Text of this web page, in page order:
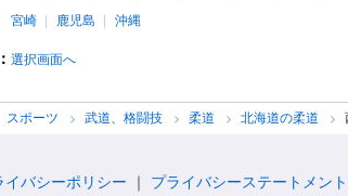
宮崎
鹿児島 沖縄
： 選択画面へ
スポーツ 武道、格闘技 柔道 北海道の柔道
イバシーポリシー プライバシーステートメント